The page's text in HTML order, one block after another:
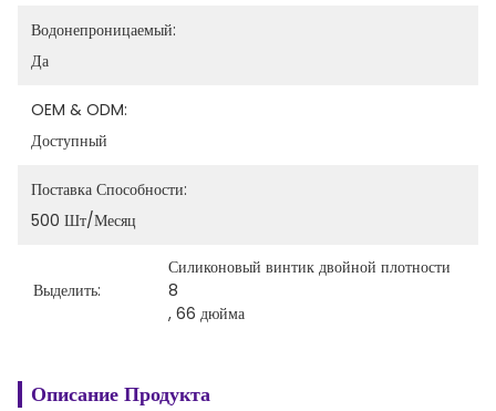
Водонепроницаемый:
Да
OEM & ODM:
Доступный
Поставка Способности:
500 Шт/месяц
Выделить:
Силиконовый винтик двойной плотности
8
, 66 дюйма
Описание Продукта